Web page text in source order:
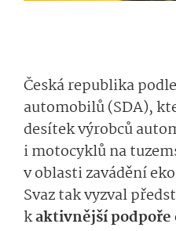
Česká republika
automobilů (SDA),
desítek výrobců
i motocyklů na
v oblasti zavádění
Svaz tak vyzval
kaktivnější podpoře